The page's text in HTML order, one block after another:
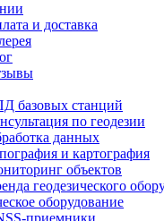
и доставка
базовых станций
по геодезии
данных
и картография
объектов
геодезического
оборудование
приемники